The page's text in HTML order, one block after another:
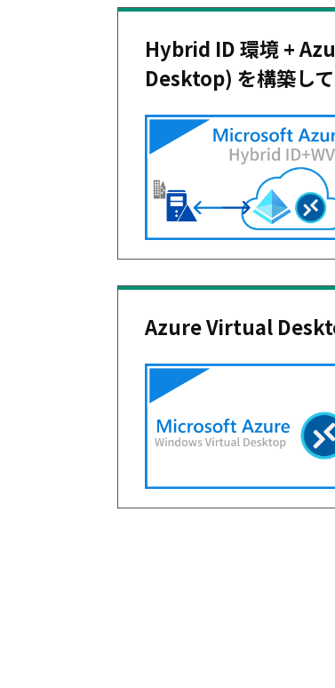
Hybrid ID 環境 +
Desktop) を構築し
Azure Virtual